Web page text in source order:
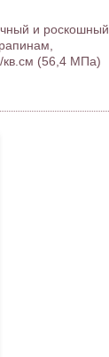
и роскошный
кв.см (56,4 МПа)